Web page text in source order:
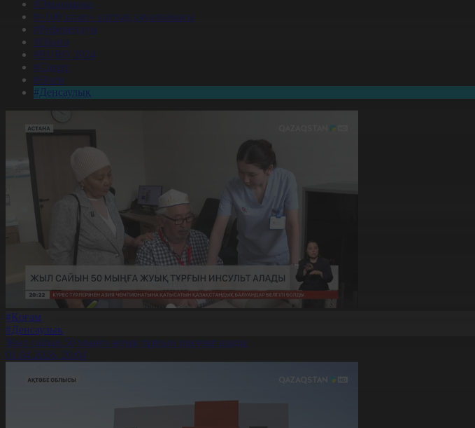
#Экономика
#«100 кітап» ұлттық сауалнамасы
#Референдум
#Оқиға
#EURO 2024
#Спорт
#Әлем
#Денсаулық
#Қоғам
#Денсаулық
Жыл сайын 50 мыңға жуық тұрғын инсульт алады
01.04.2026, 20:04